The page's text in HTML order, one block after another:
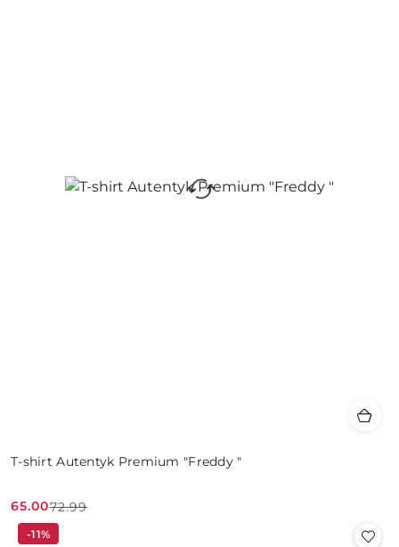
T-shirt Autentyk Premium "Freddy "
Cena
promocyjna:
65.00
Cena
przed
72.99
-11%